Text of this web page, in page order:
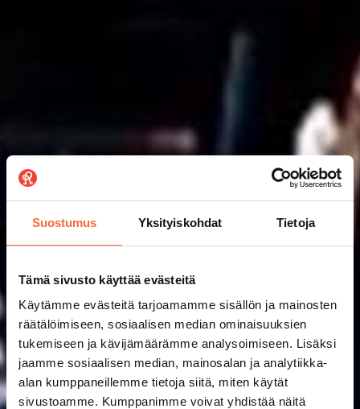
Suostumus Yksityiskohdat Tietoja
Tämä sivusto käyttää evästeitä
Käytämme evästeitä tarjoamamme sisällön ja mainosten
räätälöimiseen, sosiaalisen median ominaisuuksien
tukemiseen ja kävijämäärämme analysoimiseen. Lisäksi
jaamme sosiaalisen median, mainosalan ja analytiikka-
alan kumppaneillemme tietoja siitä, miten käytät
sivustoamme. Kumppanimme voivat yhdistää näitä